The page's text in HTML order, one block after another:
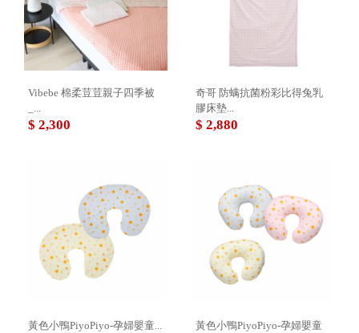
Vibebe 棉柔荳荳親子四季被
_...
$ 2,300
奇哥 防螨抗菌粉彩比得兔乳
膠床墊...
$ 2,880
黃色小鴨PiyoPiyo-孕婦嬰童...
黃色小鴨PiyoPiyo-孕婦嬰童